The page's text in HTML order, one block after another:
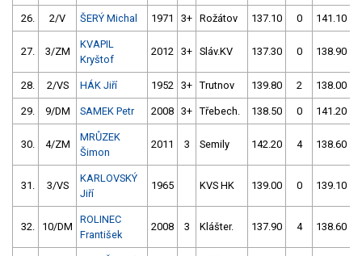
26. 2/V ŠERÝ Michal 1971 3+ Rožátov 137.10 0 141.10
27. 3/ZM
KVAPIL
Kryštof
2012 3+ Sláv.KV 137.30 0 138.90
28. 2/VS HÁK Jiří 1952 3+ Trutnov 139.80 2 138.00
29. 9/DM SAMEK Petr 2008 3+ Třebech. 138.50 0 141.20
30. 4/ZM
MRŮZEK
Šimon
2011 3 Semily 142.20 4 138.60
31. 3/VS
KARLOVSKÝ
Jiří
1965 KVS HK 139.00 0 139.10
32. 10/DM
ROLINEC
František
2008 3 Klášter. 137.90 4 138.60